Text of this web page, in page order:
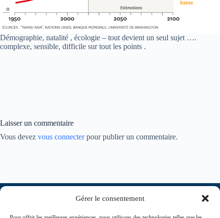
Gérer le consentement
Démographie, natalité , écologie – tout devient un seul sujet ….
complexe, sensible, difficile sur tout les points .
Laisser un commentaire
Vous devez vous connecterpour publier un commentaire.